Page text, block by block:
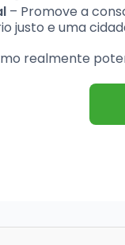
– Promove a
justo e uma
realmente